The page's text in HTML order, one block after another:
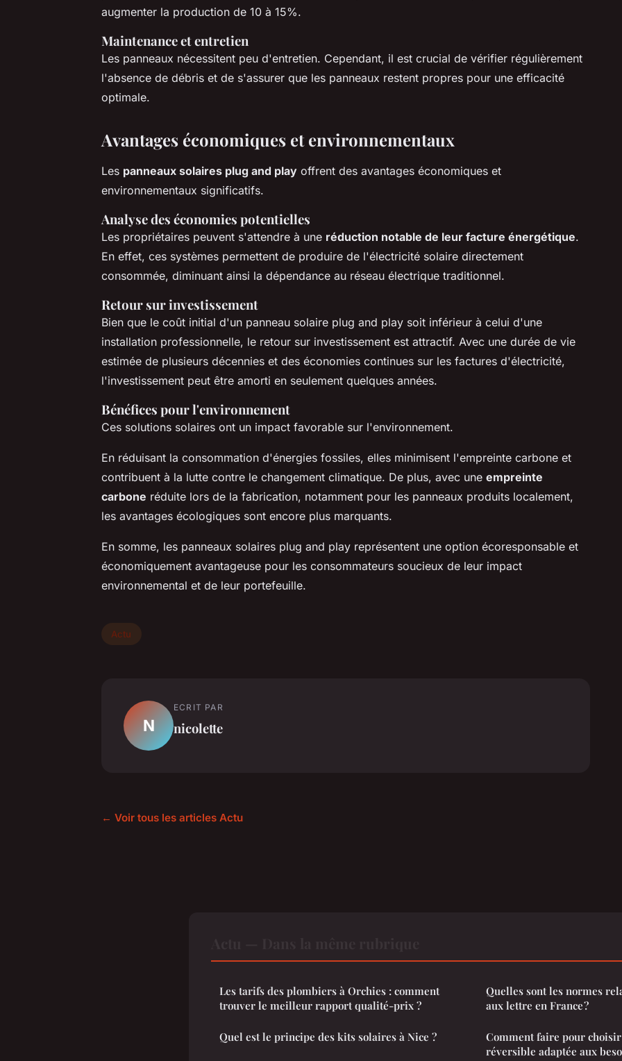
augmenter la production de 10 à 15%.
Maintenance et entretien
Les panneaux nécessitent peu d'entretien. Cependant, il est crucial de vérifier régulièrement
l'absence de débris et de s'assurer que les panneaux restent propres pour une efficacité
optimale.
Avantages économiques et environnementaux
Les panneaux solaires plug and play offrent des avantages économiques et
environnementaux significatifs.
Analyse des économies potentielles
Les propriétaires peuvent s'attendre à une réduction notable de leur facture énergétique.
En effet, ces systèmes permettent de produire de l'électricité solaire directement
consommée, diminuant ainsi la dépendance au réseau électrique traditionnel.
Retour sur investissement
Bien que le coût initial d'un panneau solaire plug and play soit inférieur à celui d'une
installation professionnelle, le retour sur investissement est attractif. Avec une durée de vie
estimée de plusieurs décennies et des économies continues sur les factures d'électricité,
l'investissement peut être amorti en seulement quelques années.
Bénéfices pour l'environnement
Ces solutions solaires ont un impact favorable sur l'environnement.
En réduisant la consommation d'énergies fossiles, elles minimisent l'empreinte carbone et
contribuent à la lutte contre le changement climatique. De plus, avec une empreinte
carbone réduite lors de la fabrication, notamment pour les panneaux produits localement,
les avantages écologiques sont encore plus marquants.
En somme, les panneaux solaires plug and play représentent une option écoresponsable et
économiquement avantageuse pour les consommateurs soucieux de leur impact
environnemental et de leur portefeuille.
Actu
N
ECRIT PAR
nicolette
← Voir tous les articles Actu
Les tarifs des plombiers à Orchies : comment
trouver le meilleur rapport qualité-prix ?
Quel est le principe des kits solaires à Nice ?
Quelles sont les normes
aux lettre en France ?
Comment faire pour
réversible adaptée aux